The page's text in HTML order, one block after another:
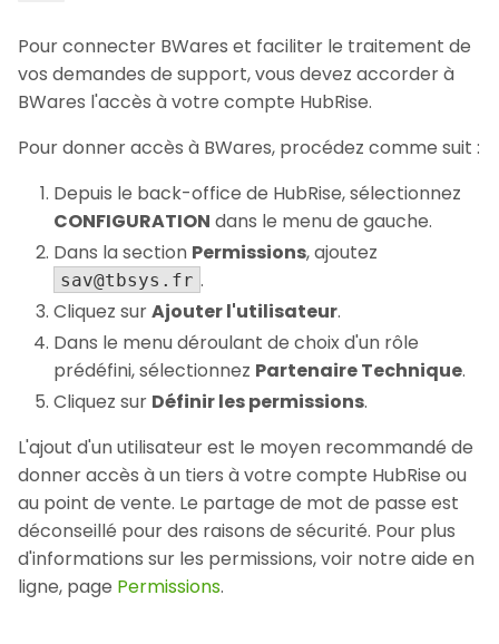
Pour connecter BWares et faciliter le traitement de
vos demandes de support, vous devez accorder à
BWares l'accès à votre compte HubRise.
Pour donner accès à BWares, procédez comme suit :
Depuis le back-office de HubRise, sélectionnez
CONFIGURATION dans le menu de gauche.
Dans la section Permissions, ajoutez
sav@tbsys.fr .
Cliquez surAjouter l'utilisateur.
Dans le menu déroulant de choix d'un rôle
prédéfini, sélectionnez Partenaire Technique.
Cliquez sur Définir les permissions.
L'ajout d'un utilisateur est le moyen recommandé de
donner accès à un tiers à votre compte HubRise ou
au point de vente. Le partage de mot de passe est
déconseillé pour des raisons de sécurité. Pour plus
d'informations sur les permissions, voir notre aide en
ligne, page Permissions.